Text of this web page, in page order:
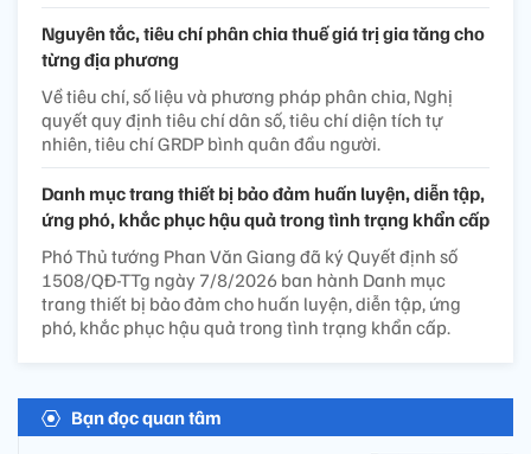
Nguyên tắc, tiêu chí phân chia thuế giá trị gia tăng cho
từng địa phương
Về tiêu chí, số liệu và phương pháp phân chia, Nghị
quyết quy định tiêu chí dân số, tiêu chí diện tích tự
nhiên, tiêu chí GRDP bình quân đầu người.
Danh mục trang thiết bị bảo đảm huấn luyện, diễn tập,
ứng phó, khắc phục hậu quả trong tình trạng khẩn cấp
Phó Thủ tướng Phan Văn Giang đã ký Quyết định số
1508/QĐ-TTg ngày 7/8/2026 ban hành Danh mục
trang thiết bị bảo đảm cho huấn luyện, diễn tập, ứng
phó, khắc phục hậu quả trong tình trạng khẩn cấp.
Bạn đọc quan tâm